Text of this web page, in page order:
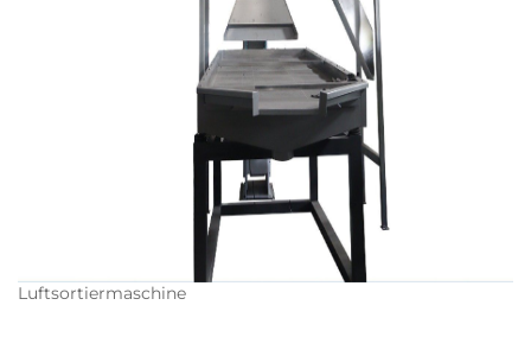
Luftsortiermaschine